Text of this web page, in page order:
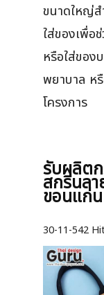
ขนาดใหญ่ส
ใส่ของเพื่อ
หรือใส่ของ
พยาบาล ห
โครงการ
รับผลิตก
สกรีนล
ขอนแก่น
30-11-542